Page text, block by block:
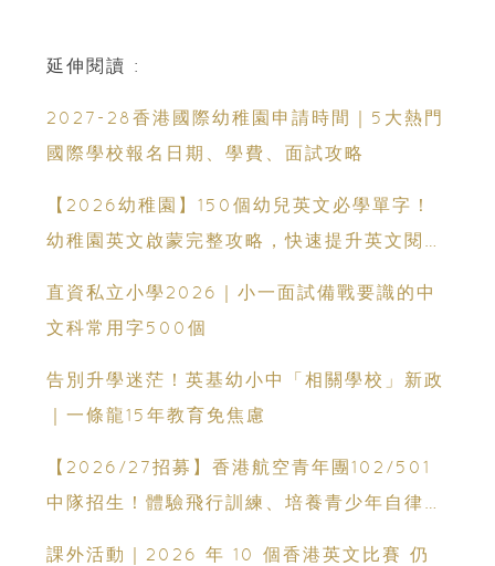
延伸閱讀 :
2027-28香港國際幼稚園申請時間｜5大熱門
國際學校報名日期、學費、面試攻略
【2026幼稚園】150個幼兒英文必學單字！
幼稚園英文啟蒙完整攻略，快速提升英文閱讀
直資私立小學2026｜小一面試備戰要識的中
文科常用字500個
告別升學迷茫！英基幼小中「相關學校」新政
｜一條龍15年教育免焦慮
【2026/27招募】香港航空青年團102/501
中隊招生！體驗飛行訓練、培養青少年自律與
課外活動｜2026 年 10 個香港英文比賽 仍